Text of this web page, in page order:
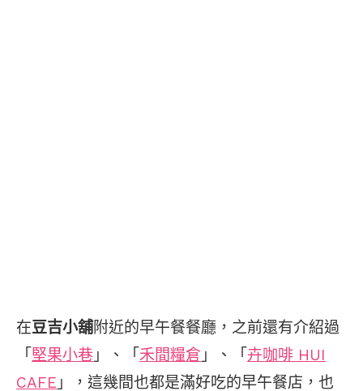
在豆吉小舖附近的早午餐餐廳，之前還有介紹過
「 堅果小巷 」、「 禾間糧倉 」、「 卉咖啡 HUI
CAFE 」，這幾間也都是滿好吃的早午餐店，也